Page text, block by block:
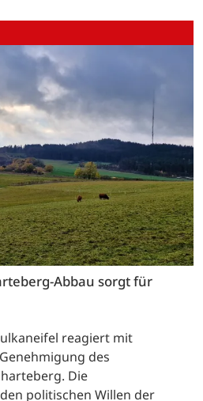
Abbau sorgt für
reagiert mit
des
Die
politischen Willen der